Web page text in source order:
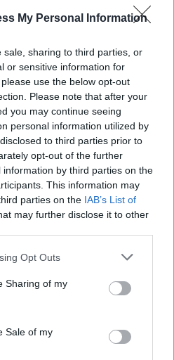
My Personal Information
sale, sharing to third parties, or
or sensitive information for
use the below opt-out
Please note that after your
you may continue seeing
personal information utilized by
to third parties prior to
opt-out of the further
by third parties on the
This information may
parties on the IAB’s List of
may further disclose it to other
app uses one or more Google
behaviour. You may click to
and its third-party tags to
purposes in below Google
Opt Outs
Sharing of my
Sale of my
lép a Trafó
jövőre az egri